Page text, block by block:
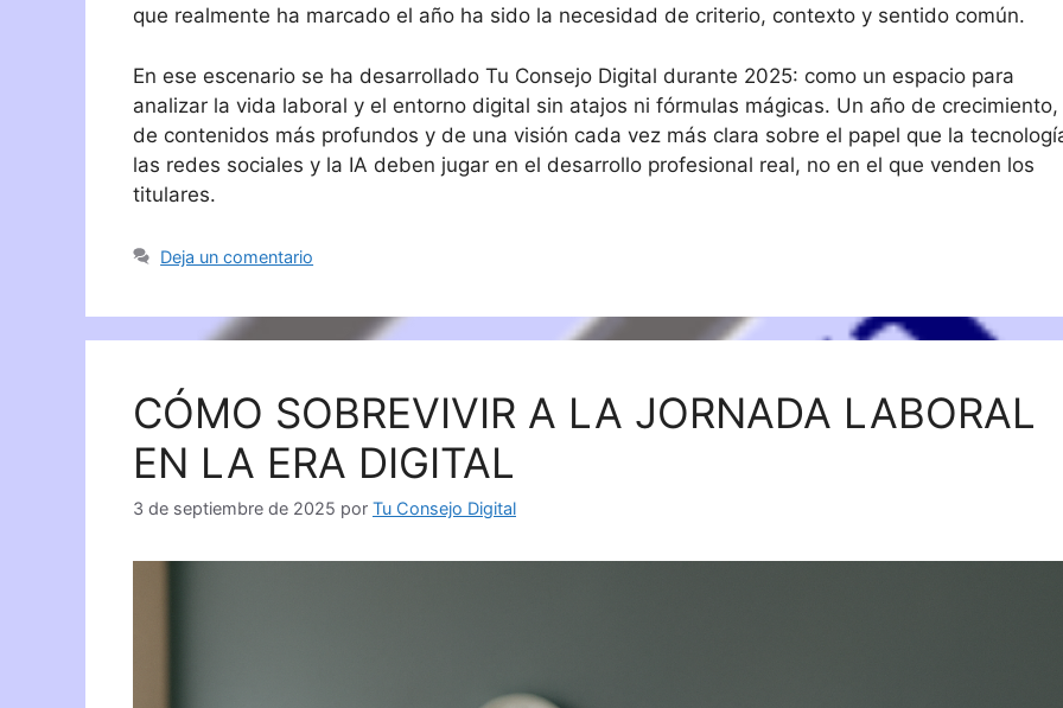
que realmente ha marcado el año ha sido la necesidad de criterio, contexto y sentido común.
En ese escenario se ha desarrollado Tu Consejo Digital durante 2025: como un espacio para
analizar la vida laboral y el entorno digital sin atajos ni fórmulas mágicas. Un año de crecimiento,
de contenidos más profundos y de una visión cada vez más clara sobre el papel que la
las redes sociales y la IA deben jugar en el desarrollo profesional real, no en el que venden los
titulares.
Deja un comentario
CÓMO SOBREVIVIR A LA JORNADA LABORAL
EN LA ERA DIGITAL
3 de septiembre de 2025 por Tu Consejo Digital